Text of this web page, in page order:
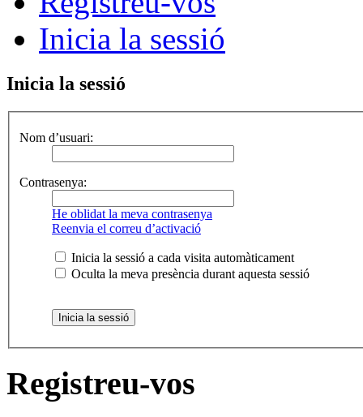
Inicia la sessió
Inicia la sessió
Nom d’usuari:
Contrasenya:
He oblidat la meva contrasenya
Reenvia el correu d’activació
Inicia la sessió a cada visita automàticament
Oculta la meva presència durant aquesta sessió
Registreu-vos